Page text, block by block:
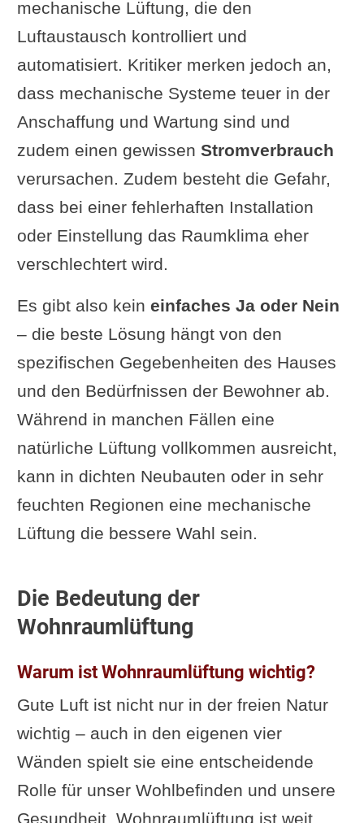
mechanische Lüftung, die den
Luftaustausch kontrolliert und
automatisiert. Kritiker merken jedoch an,
dass mechanische Systeme teuer in der
Anschaffung und Wartung sind und
zudem einen gewissen Stromverbrauch
verursachen. Zudem besteht die Gefahr,
dass bei einer fehlerhaften Installation
oder Einstellung das Raumklima eher
verschlechtert wird.
Es gibt also kein einfaches Ja oder Nein
– die beste Lösung hängt von den
spezifischen Gegebenheiten des Hauses
und den Bedürfnissen der Bewohner ab.
Während in manchen Fällen eine
natürliche Lüftung vollkommen ausreicht,
kann in dichten Neubauten oder in sehr
feuchten Regionen eine mechanische
Lüftung die bessere Wahl sein.
Die Bedeutung der
Wohnraumlüftung
Warum ist Wohnraumlüftung wichtig?
Gute Luft ist nicht nur in der freien Natur
wichtig – auch in den eigenen vier
Wänden spielt sie eine entscheidende
Rolle für unser Wohlbefinden und unsere
Gesundheit. Wohnraumlüftung ist weit